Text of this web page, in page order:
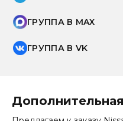
ГРУППА В MAX
ГРУППА В VK